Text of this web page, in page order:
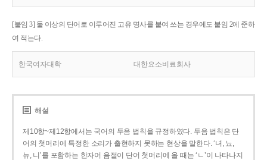
[붙임 3] 둘 이상의 단어로 이루어진 고유 명사를 붙여 쓰는 경우에도 붙임 2에 준하
여 적는다.
한국여자대학 대한요소비료회사
해설
제10항~제12항에서는 국어의 두음 법칙을 규정하였다. 두음 법칙은 단
어의 첫머리에 특정한 소리가 출현하지 못하는 현상을 말한다. ‘녀, 뇨,
뉴, 니’를 포함하는 한자어 음절이 단어 첫머리에 올 때는 ‘ㄴ’이 나타나지